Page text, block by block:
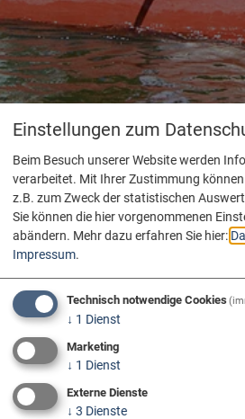
Einstellungen zum
Beim Besuch unserer Website werden
verarbeitet. Mit Ihrer Zustimmung
z.B. zum Zweck der statistischen
Sie können die hier vorgenommenen
abändern. Mehr dazu erfahren Sie hier:
Impressum.
Technisch notwendige Cookies
↓ 1 Dienst
Marketing
↓ 1 Dienst
Externe Dienste
↓ 3 Dienste